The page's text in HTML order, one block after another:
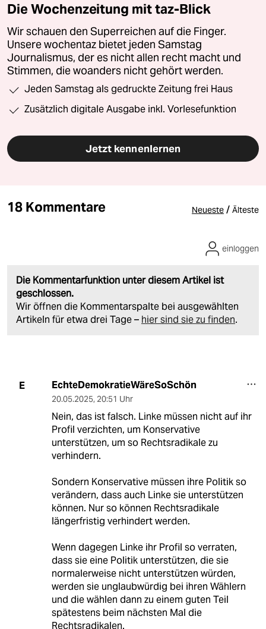
Die Wochenzeitung mit taz-Blick
Wir schauen den Superreichen auf die Finger.
Unsere wochentaz bietet jeden Samstag
Journalismus, der es nicht allen recht macht und
Stimmen, die woanders nicht gehört werden.
Jeden Samstag als gedruckte Zeitung frei Haus
Zusätzlich digitale Ausgabe inkl. Vorlesefunktion
Jetzt kennenlernen
18 Kommentare Neueste / Älteste
Die Kommentarfunktion unter diesem Artikel ist
geschlossen.
Wir öffnen die Kommentarspalte bei ausgewählten
Artikeln für etwa drei Tage – hier sind sie zu finden.
einloggen
E EchteDemokratieWäreSoSchön
20.05.2025, 20:51 Uhr
Nein, das ist falsch. Linke müssen nicht auf ihr
Profil verzichten, um Konservative
unterstützen, um so Rechtsradikale zu
verhindern.
Sondern Konservative müssen ihre Politik so
verändern, dass auch Linke sie unterstützen
können. Nur so können Rechtsradikale
längerfristig verhindert werden.
Wenn dagegen Linke ihr Profil so verraten,
dass sie eine Politik unterstützen, die sie
normalerweise nicht unterstützen würden,
werden sie unglaubwürdig bei ihren Wählern
und die wählen dann zu einem guten Teil
spätestens beim nächsten Mal die
Rechtsradikalen.